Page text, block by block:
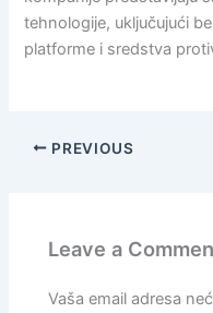
tehnologije, uključujući
platforme i sredstva
PREVIOUS
Leave a
Vaša email adresa